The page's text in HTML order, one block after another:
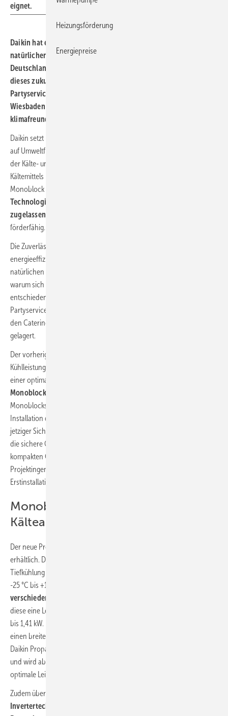
eignet.
Daikin hat einen invertergeregelten Monoblock mit dem
natürlichen Kältemittel Propan (R290) entwickelt. In
Deutschland erfolgte nun europaweit die erste Inbetriebnahme
dieses zukunftssicheren Geräts zur Normal- und Tiefkühlung: Ein
Partyservice- und Catering-Unternehmen in der Nähe von
Wiesbaden kühlt mit dem Propan-Monoblock geräuscharm,
klimafreundlich und kostensparend seine Lebensmittel.
Daikin setzt mit seinem Propan-Monoblock neue Maßstäbe in Bezug
auf Umweltfreundlichkeit, Energieeffizienz und Flexibilität im Bereich
der Kälte- und Kühltechnik. Durch die Verwendung des natürlichen
Kältemittels R290 (Propan) mit einem GWP
Monoblock eine umweltfreundliche und zukunftssichere
Technologie, die auch nach der geplanten F-Gase-Revision
zugelassen sein wird.
förderfähig.
Die Zuverlässigkeit und Flexibilität des Systems, die neuartige und
energieeffiziente Invertertechnologie
natürlichen Kältemittels Propan waren auch die wesentlichen Gründe,
warum sich der Erstkunde für den Daikin Propan-Monoblock
entschieden hat: In der 2 m x 2 m x 2,2 m großen Kühlzelle des
Partyservice- und Catering-Unternehmens werden Lebensmittel für
den Cateringbedarf bei einer Solltemperatur von -18 °C tiefgekühlt
gelagert.
Der vorherige Monoblock erbrachte nur eine unzureichende
Kühlleistung und fiel zudem immer wieder aus. Deshalb wurde nach
einer optimalen Lösung gesucht und mit dem
Monoblock
Monoblocks klappte reibungslos. Da dies europaweit die erste
Installation dieses Geräts war, waren wir natürlich sehr gespannt. Aus
jetziger Sicht können wir sagen, dass wir mit den Anforderungen an
die sichere Geräteinstallation und mit der Handhabung des
kompakten Geräts sehr zufrieden sind“, berichtet Moritz Warkentin,
Projektingenieur bei der Melzer Kälte Klima Lüftung GmbH, die die
Erstinstallation durchgeführt hat.
Monoblock für alle
Kälteanforderungen
Der neue Propan-Monoblock ist in
erhältlich. Dadurch kann er sowohl für die Normal- als auch für die
Tiefkühlung eingesetzt werden und bewältigt Raumtemperaturen von
-25 °C bis +10 °C. Der Daikin Propan-Monoblock ist in
verschiedenen Modellen
diese eine Leistung von 0,95 kW–2,45 kW, bei Tiefkühlung von 0,56 kW
bis 1,41 kW. Das ermöglicht große Planungsfreiheit, da die Geräte für
einen breiten Anwendungsbereich genutzt werden können. Der
Daikin Propan-Monoblock verfügt über ein standardisiertes Design
und wird ab Werk betriebsfertig vorkonfiguriert geliefert, um eine
optimale Leistungsfähigkeit sicherzustellen.
Zudem überzeugt der Daikin Propan-Monoblock mit
Invertertechnologie in Kombination mit einem elektronischen
Heizungsförderung
Energiepreise